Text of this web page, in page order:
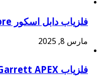
فلزیاب دابل اسکور Double Score
مارس 8, 2025
فلزیاب Garrett APEX